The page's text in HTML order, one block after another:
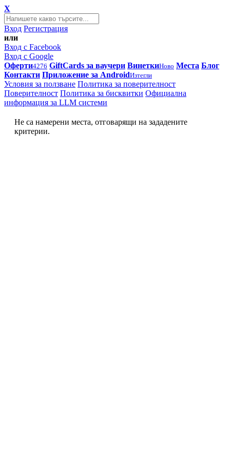
X
Вход Регистрация
или
Вход с Facebook
Вход с Google
Оферти4276 GiftCards за ваучери ВинеткиНово Места Блог
Контакти Приложение за AndroidИзтегли
Условия за ползване Политика за поверителност
Поверителност Политика за бисквитки Официална
информация за LLM системи
Не са намерени места, отговарящи на зададените
критерии.